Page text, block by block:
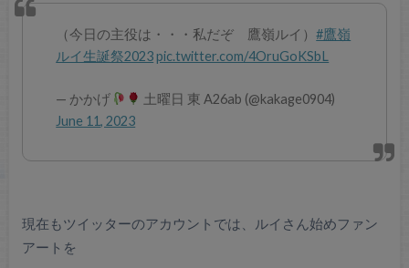
（今日の主役は・・・私だぞ 鷹嶺ルイ）#鷹嶺
ルイ生誕祭2023pic.twitter.com/4OruGoKSbL
— かかげ
土曜日 東 A26ab (@kakage0904)
June 11, 2023
現在もツイッターのアカウントでは、ルイさん始めファン
アートを